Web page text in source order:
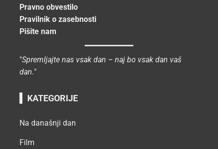
Pravno obvestilo
Pravilnik o zasebnosti
Pišite nam
"Spremljajte nas vsak dan – naj bo vsak dan vaš
dan."
KATEGORIJE
Na današnji dan
Film